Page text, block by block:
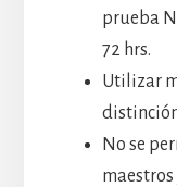
prueba
72 hrs.
Utilizar
No se